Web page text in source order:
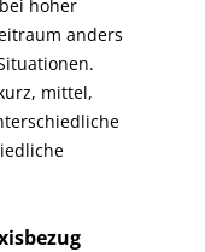
hoher
anders
mittel,